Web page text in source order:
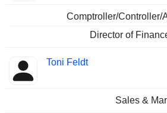
Comptroller/Controller/
Director of
Toni Feldt
Sales &